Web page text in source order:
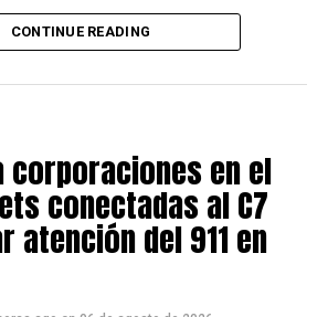
CONTINUE READING
corporaciones en el
conectadas al C7
atención del 911 en